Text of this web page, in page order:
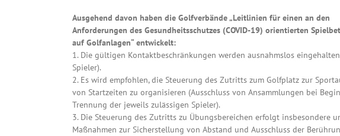
Ausgehend davon haben die Golfverbände „Leitlinien für einen an den
Anforderungen des Gesundheitsschutzes (COVID-19) orientierten
auf Golfanlagen“ entwickelt:
1. Die gültigen Kontaktbeschränkungen werden ausnahmslos
Spieler).
2. Es wird empfohlen, die Steuerung des Zutritts zum Golfplatz zur
von Startzeiten zu organisieren (Ausschluss von Ansammlungen bei
Trennung der jeweils zulässigen Spieler).
3. Die Steuerung des Zutritts zu Übungsbereichen erfolgt insbesondere
Maßnahmen zur Sicherstellung von Abstand und Ausschluss der